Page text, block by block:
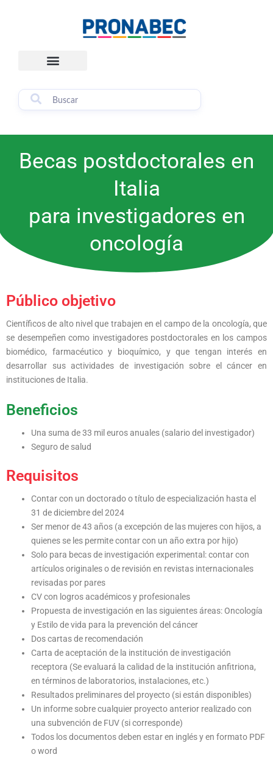
Becas postdoctorales en
Italia
para investigadores en
oncología
Público objetivo
Científicos de alto nivel que trabajen en el campo de la oncología, que
se desempeñen como investigadores postdoctorales en los campos
biomédico, farmacéutico y bioquímico, y que tengan interés en
desarrollar sus actividades de investigación sobre el cáncer en
instituciones de Italia.
Beneficios
Una suma de 33 mil euros anuales (salario del investigador)
Seguro de salud
Requisitos
Contar con un doctorado o título de especialización hasta el
31 de diciembre del 2024
Ser menor de 43 años (a excepción de las mujeres con hijos, a
quienes se les permite contar con un año extra por hijo)
Solo para becas de investigación experimental: contar con
artículos originales o de revisión en revistas internacionales
revisadas por pares
CV con logros académicos y profesionales
Propuesta de investigación en las siguientes áreas: Oncología
y Estilo de vida para la prevención del cáncer
Dos cartas de recomendación
Carta de aceptación de la institución de investigación
receptora (Se evaluará la calidad de la institución anfitriona,
en términos de laboratorios, instalaciones, etc.)
Resultados preliminares del proyecto (si están disponibles)
Un informe sobre cualquier proyecto anterior realizado con
una subvención de FUV (si corresponde)
Todos los documentos deben estar en inglés y en formato PDF
o word